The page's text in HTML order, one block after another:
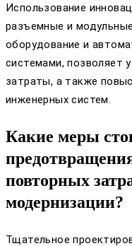
Использование
разъемные и
оборудование и
системами, позволяет
затраты, а также
инженерных систем.
Какие меры
повторных
модернизации?
Тщательное